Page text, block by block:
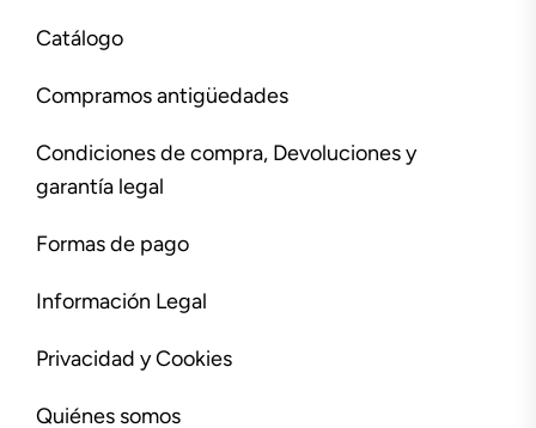
Catálogo
Compramos antigüedades
Condiciones de compra, Devoluciones y
garantía legal
Formas de pago
Información Legal
Privacidad y Cookies
Quiénes somos